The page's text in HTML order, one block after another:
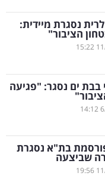
נסגרת מיידית:
הציבור"
15:22
בבת ים נסגר: "פגיעה
14:12
בת"א נסגרת
שביצעה
19:56